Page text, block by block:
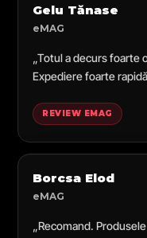
Gelu Tănase
eMAG
„Totul a decurs foarte
Expediere foarte
REVIEW EMAG
Borcsa Elod
eMAG
„Recomand.